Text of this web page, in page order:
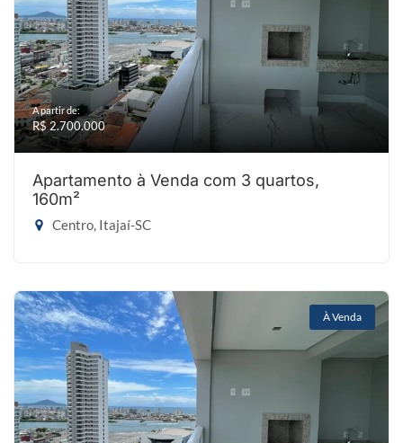
A partir de:
R$ 2.700.000
Apartamento à Venda com 3 quartos,
160m²
Centro, Itajaí-SC
À Venda